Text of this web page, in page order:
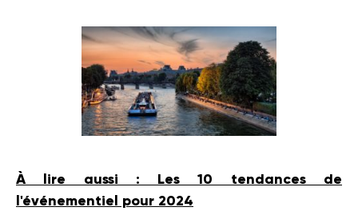
À lire aussi : Les 10 tendances de
l'événementiel pour 2024